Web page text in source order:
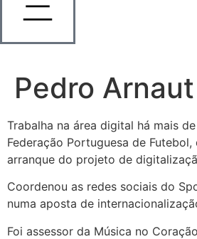
Pedro Arnaut
Trabalha na área digital há mais
Federação Portuguesa de
arranque do projeto de
Coordenou as redes sociais do
numa aposta de
Foi assessor da Música no